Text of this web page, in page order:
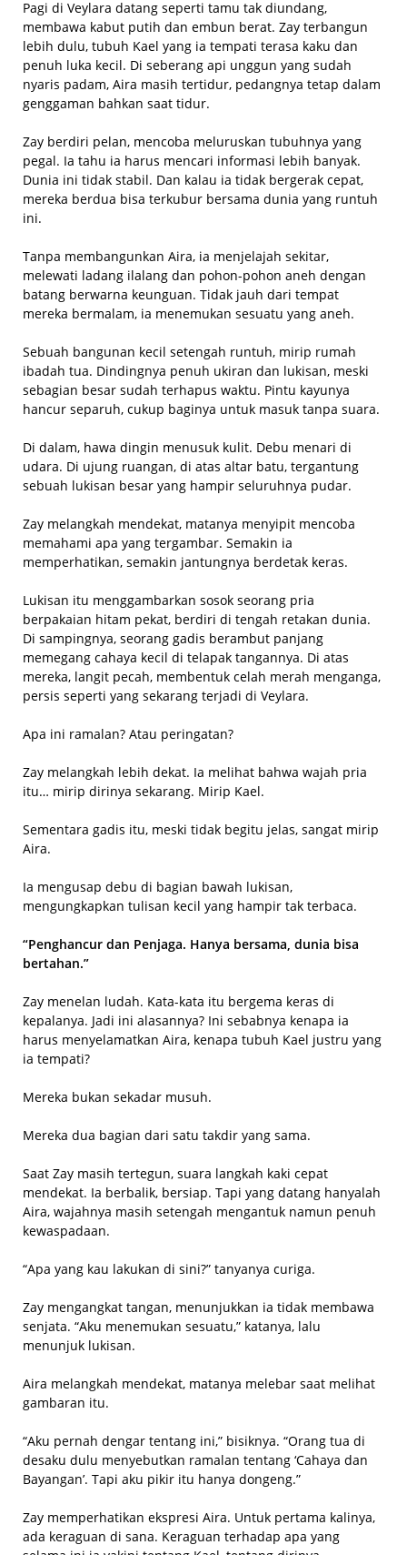
Pagi di Veylara datang seperti tamu tak diundang,
membawa kabut putih dan embun berat. Zay terbangun
lebih dulu, tubuh Kael yang ia tempati terasa kaku dan
penuh luka kecil. Di seberang api unggun yang sudah
nyaris padam, Aira masih tertidur, pedangnya tetap dalam
genggaman bahkan saat tidur.
Zay berdiri pelan, mencoba meluruskan tubuhnya yang
pegal. Ia tahu ia harus mencari informasi lebih banyak.
Dunia ini tidak stabil. Dan kalau ia tidak bergerak cepat,
mereka berdua bisa terkubur bersama dunia yang runtuh
ini.
Tanpa membangunkan Aira, ia menjelajah sekitar,
melewati ladang ilalang dan pohon-pohon aneh dengan
batang berwarna keunguan. Tidak jauh dari tempat
mereka bermalam, ia menemukan sesuatu yang aneh.
Sebuah bangunan kecil setengah runtuh, mirip rumah
ibadah tua. Dindingnya penuh ukiran dan lukisan, meski
sebagian besar sudah terhapus waktu. Pintu kayunya
hancur separuh, cukup baginya untuk masuk tanpa suara.
Di dalam, hawa dingin menusuk kulit. Debu menari di
udara. Di ujung ruangan, di atas altar batu, tergantung
sebuah lukisan besar yang hampir seluruhnya pudar.
Zay melangkah mendekat, matanya menyipit mencoba
memahami apa yang tergambar. Semakin ia
memperhatikan, semakin jantungnya berdetak keras.
Lukisan itu menggambarkan sosok seorang pria
berpakaian hitam pekat, berdiri di tengah retakan dunia.
Di sampingnya, seorang gadis berambut panjang
memegang cahaya kecil di telapak tangannya. Di atas
mereka, langit pecah, membentuk celah merah menganga,
persis seperti yang sekarang terjadi di Veylara.
Apa ini ramalan? Atau peringatan?
Zay melangkah lebih dekat. Ia melihat bahwa wajah pria
itu… mirip dirinya sekarang. Mirip Kael.
Sementara gadis itu, meski tidak begitu jelas, sangat mirip
Aira.
Ia mengusap debu di bagian bawah lukisan,
mengungkapkan tulisan kecil yang hampir tak terbaca.
“Penghancur dan Penjaga. Hanya bersama, dunia bisa
bertahan.”
Zay menelan ludah. Kata-kata itu bergema keras di
kepalanya. Jadi ini alasannya? Ini sebabnya kenapa ia
harus menyelamatkan Aira, kenapa tubuh Kael justru yang
ia tempati?
Mereka bukan sekadar musuh.
Mereka dua bagian dari satu takdir yang sama.
Saat Zay masih tertegun, suara langkah kaki cepat
mendekat. Ia berbalik, bersiap. Tapi yang datang hanyalah
Aira, wajahnya masih setengah mengantuk namun penuh
kewaspadaan.
“Apa yang kau lakukan di sini?” tanyanya curiga.
Zay mengangkat tangan, menunjukkan ia tidak membawa
senjata. “Aku menemukan sesuatu,” katanya, lalu
menunjuk lukisan.
Aira melangkah mendekat, matanya melebar saat melihat
gambaran itu.
“Aku pernah dengar tentang ini,” bisiknya. “Orang tua di
desaku dulu menyebutkan ramalan tentang ‘Cahaya dan
Bayangan’. Tapi aku pikir itu hanya dongeng.”
Zay memperhatikan ekspresi Aira. Untuk pertama kalinya,
ada keraguan di sana. Keraguan terhadap apa yang